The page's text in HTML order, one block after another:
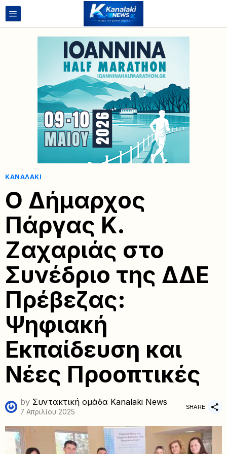
ΚΑΝΑΛΆΚΙ
Ο Δήμαρχος
Πάργας Κ.
Ζαχαριάς στο
Συνέδριο της ΔΔΕ
Πρέβεζας:
Ψηφιακή
Εκπαίδευση και
Νέες Προοπτικές
by Συντακτική ομάδα Kanalaki News
7 Απριλίου 2025
SHARE